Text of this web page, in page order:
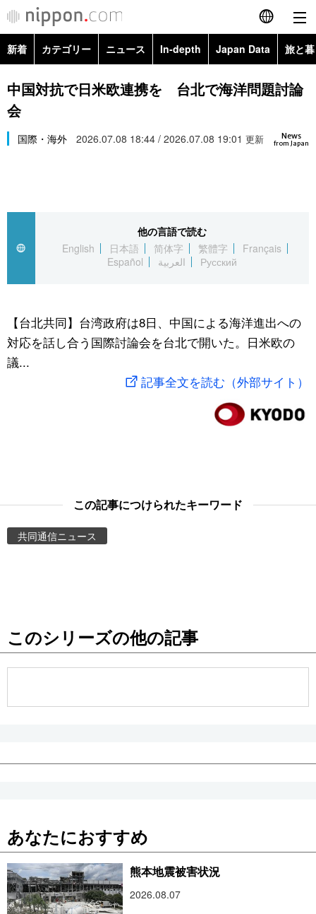
English
简体字
Русский
カテゴリー
経済・ビジネス
国際
文化
トップ
アーカイブ
In-depth
Japan Data
動画/Live
People
新着 カテゴリー ニュース In-depth Japan Data 旅と
政治・外交
経済・ビジネス
スポーツ・東京2020
Topics
中国対抗で日米欧連携を 台北で海洋問題討論
会
News
from Japan
国際・海外 2026.07.08 18:44 / 2026.07.08 19:01 更新
他の言語で読む
English
日本語 简体字 繁體字
Français
Español
العربية Русский
【台北共同】台湾政府は8日、中国による海洋進出への
対応を話し合う国際討論会を台北で開いた。日米欧の
議...
記事全文を読む（外部サイト）
この記事につけられたキーワード
共同通信ニュース
このシリーズの他の記事
あなたにおすすめ
熊本地震被害状況
2026.08.07